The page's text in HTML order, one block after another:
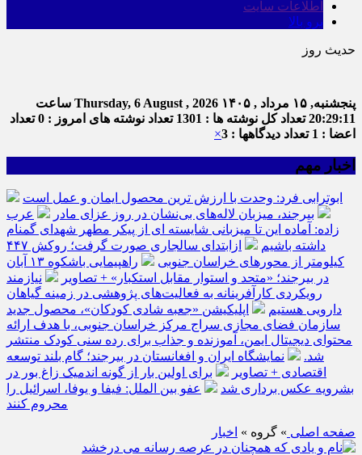
اطلاعات سایت
برو بالا
حدیث روز
پنجشنبه, ۱۵ مرداد , ۱۴۰۵ Thursday, 6 August , 2026 ساعت
20:29:12تعداد کل نوشته ها : 1301 تعداد نوشته های امروز : 0
تعداد
اعضا : 1
تعداد دیدگاهها : 3 ×
اخبار مهم
ابوترابی فرد: وحدت با ارزش ترین محصول ایمان و عمل است
بیرجند، میزبان لاله‌های بی‌نشان در روز عزای مادر
عرب
زاده: آماده این تا میزبانی شایسته ای از پیکر مطهر شهدای گمنام
داشته باشیم
ازابتدای سالجاری صورت گرفت؛ روکش ۴۴۷
کیلومتر از محورهای خراسان جنوبی
راهپیمایی باشکوه ۱۳ آبان
در بیرجند؛ «متحد و استوار مقابل استکبار» + تصاویر
نیازمند
رویکردی کارآفرینانه به فعالیت‌های پژوهشی در زمینه گیاهان
دارویی هستیم
اپلیکیشن «جعبه شادی کودکان»، محصول جدید
سازمان فضای مجازی سراج مرکز خراسان جنوبی، با هدف ارائه
محتوای دیجیتال ایمن، آموزنده و جذاب برای رده سنی کودک منتشر
شد.
نمایشگاه ایران و افغانستان در بیرجند؛ گام بلند توسعه
اقتصادی + تصاویر
برای اولین بار از گونه اندمیک زاغ بور در
بشرویه عکس برداری شد
عفو بین الملل: فیفا و یوفا، اسرائیل را
محروم کنند
صفحه اصلی » گروه » اخبار